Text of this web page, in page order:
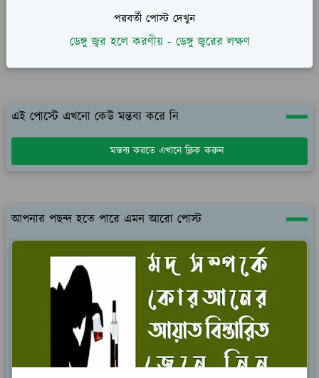
পরবর্তী পোস্ট দেখুন
ডেঙ্গু জ্বর হলে করণীয় - ডেঙ্গু জ্বরের লক্ষণ
এই পোস্টে এখনো কেউ মন্তব্য করে নি
মন্তব্য করতে এখানে ক্লিক করুন
আপনার পছন্দ হতে পারে এমন আরো পোস্ট